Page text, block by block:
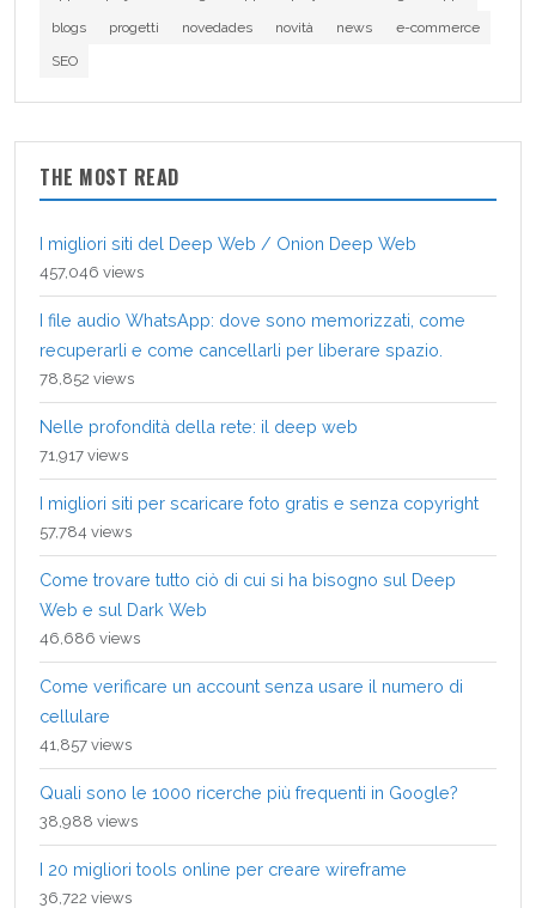
blogs
progetti novedades novità news
e-commerce
SEO
THE MOST READ
I migliori siti del Deep Web / Onion Deep Web
457,046 views
I file audio WhatsApp: dove sono memorizzati, come
recuperarli e come cancellarli per liberare spazio.
78,852 views
Nelle profondità della rete: il deep web
71,917 views
I migliori siti per scaricare foto gratis e senza copyright
57,784 views
Come trovare tutto ciò di cui si ha bisogno sul Deep
Web e sul Dark Web
46,686 views
Come verificare un account senza usare il numero di
cellulare
41,857 views
Quali sono le 1000 ricerche più frequenti in Google?
38,988 views
I 20 migliori tools online per creare wireframe
36,722 views